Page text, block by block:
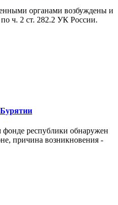
органами возбуждены и
ч. 2 ст. 282.2 УК России.
республики обнаружен
причина возникновения -